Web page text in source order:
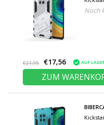
Weiß
Noch
€21,95 €17,56 AUF
ZUM